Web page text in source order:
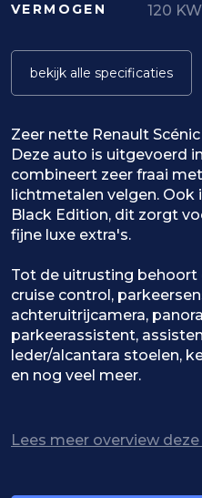
VERMOGEN 120
bekijk alle specificaties
Zeer nette Renault
Deze auto is uitgevoerd
combineert zeer fraai
lichtmetalen velgen. Ook
Black Edition, dit zorgt
fijne luxe extra's.
Tot de uitrusting behoort
cruise control,
achteruitrijcamera,
parkeerassistent,
leder/alcantara stoelen,
en nog veel meer.
Lees meer overview